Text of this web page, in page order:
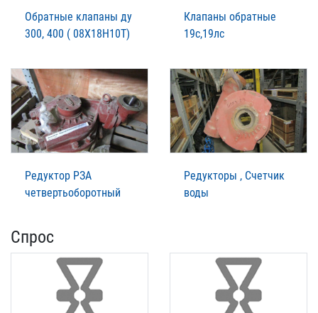
Обратные клапаны ду
300, 400 ( 08Х18Н10Т)
Клапаны обратные
19с,19лс
Редуктор РЗА
четвертьоборотный
Редукторы , Счетчик
воды
Спрос